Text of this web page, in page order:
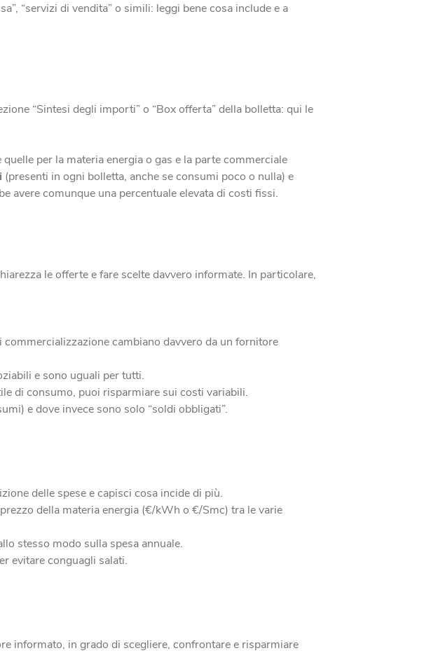
“servizi di vendita” o simili: leggi bene cosa include e a
“Sintesi degli importi” o “Box offerta” della bolletta: qui le
per la materia energia o gas e la parte commerciale
(presenti in ogni bolletta, anche se consumi poco o nulla) e
avere comunque una percentuale elevata di costi fissi.
le offerte e fare scelte davvero informate. In particolare,
cambiano davvero da un fornitore
e sono uguali per tutti.
di consumo, puoi risparmiare sui costi variabili.
e dove invece sono solo “soldi obbligati”.
delle spese e capisci cosa incide di più.
della materia energia (€/kWh o €/Smc) tra le varie
stesso modo sulla spesa annuale.
evitare conguagli salati.
informato, in grado di scegliere, confrontare e risparmiare